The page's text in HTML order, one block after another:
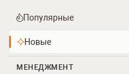
Популярные
Новые
МЕНЕДЖМЕНТ